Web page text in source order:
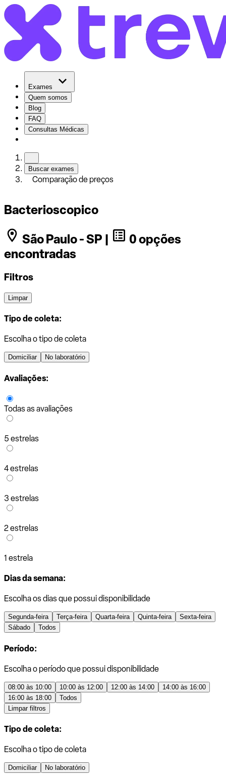
Exames
Quem somos
Blog
FAQ
Consultas Médicas
Buscar exames
Comparação de preços
Bacterioscopico
São Paulo - SP |
0 opções
encontradas
Filtros
Limpar
Tipo de coleta:
Escolha o tipo de coleta
Domiciliar No laboratório
Avaliações:
Todas as avaliações
5 estrelas
4 estrelas
3 estrelas
2 estrelas
1 estrela
Dias da semana:
Escolha os dias que possui disponibilidade
Segunda-feira Terça-feira Quarta-feira Quinta-feira
Sexta-feira
Sábado
Todos
Período:
Escolha o período que possui disponibilidade
08:00 às 10:00 10:00 às 12:00 12:00 às 14:00
14:00 às 16:00
16:00 às 18:00
Todos
Limpar filtros
Tipo de coleta:
Escolha o tipo de coleta
Domiciliar No laboratório